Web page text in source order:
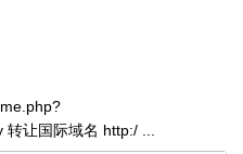
让国际域名 http:/ ...